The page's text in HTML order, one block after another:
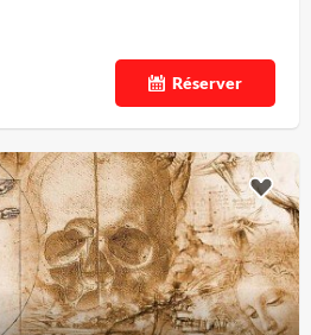
Réserver